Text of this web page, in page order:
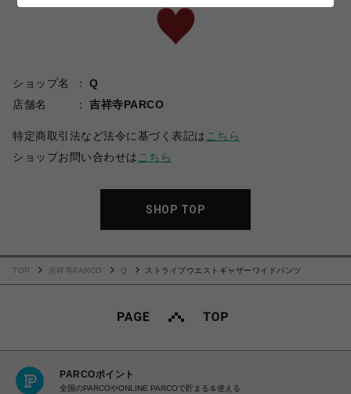
ショップ名
Q
店舗名
吉祥寺PARCO
特定商取引法など法令に基づく表記は こちら
ショップお問い合わせは こちら
SHOP TOP
TOP 吉祥寺PARCO Q ストライプウエストギャザーワイドパンツ
PARCOポイント
全国のPARCOやONLINE PARCOで貯まる＆使える